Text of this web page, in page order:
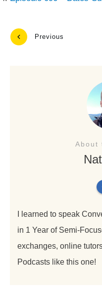
Previous
About
I learned to speak
in 1 Year of Semi-
exchanges, online
Podcasts like this one!